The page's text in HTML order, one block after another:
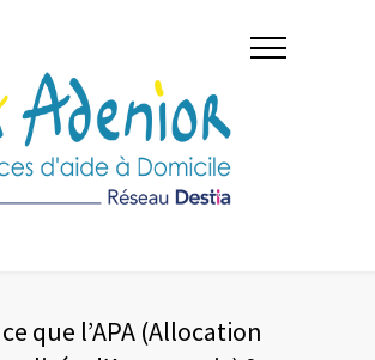
ce que l’APA (Allocation